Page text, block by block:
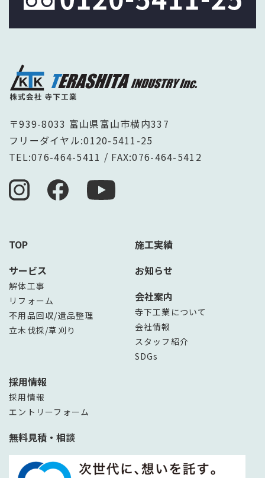
〒939-8033 富山県富山市横内337
フリーダイヤル:0120-5411-25
TEL:076-464-5411 / FAX:076-464-5412
TOP
サービス
解体工事
リフォーム
不用品回収/遺品整理
立木伐採/草刈り
施工実績
お知らせ
会社案内
寺下工業について
会社情報
スタッフ紹介
SDGs
採用情報
採用情報
エントリーフォーム
無料見積・相談